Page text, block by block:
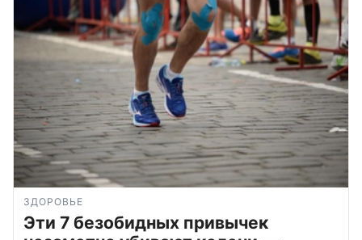
ЗДОРОВЬЕ
Эти 7 безобидных привычек